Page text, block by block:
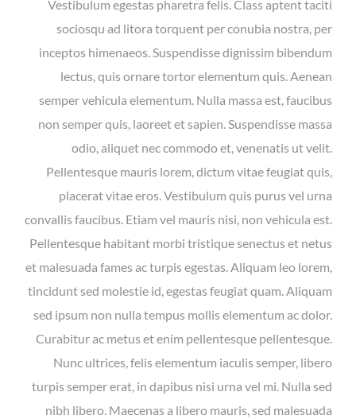
Vestibulum egestas pharetra felis. Class aptent taciti
sociosqu ad litora torquent per conubia nostra, per
inceptos himenaeos. Suspendisse dignissim bibendum
lectus, quis ornare tortor elementum quis. Aenean
semper vehicula elementum. Nulla massa est, faucibus
non semper quis, laoreet et sapien. Suspendisse massa
odio, aliquet nec commodo et, venenatis ut velit.
Pellentesque mauris lorem, dictum vitae feugiat quis,
placerat vitae eros. Vestibulum quis purus vel urna
convallis faucibus. Etiam vel mauris nisi, non vehicula est.
Pellentesque habitant morbi tristique senectus et netus
et malesuada fames ac turpis egestas. Aliquam leo lorem,
tincidunt sed molestie id, egestas feugiat quam. Aliquam
sed ipsum non nulla tempus mollis elementum ac dolor.
Curabitur ac metus et enim pellentesque pellentesque.
Nunc ultrices, felis elementum iaculis semper, libero
turpis semper erat, in dapibus nisi urna vel mi. Nulla sed
nibh libero. Maecenas a libero mauris, sed malesuada